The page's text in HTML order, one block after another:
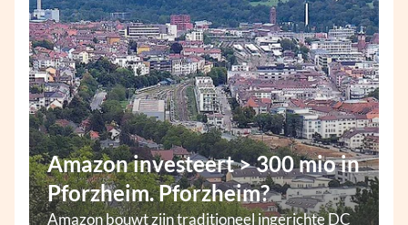
Amazon investeert > 300 mio in
Pforzheim. Pforzheim?
Amazon bouwt zijn traditioneel ingerichte DC